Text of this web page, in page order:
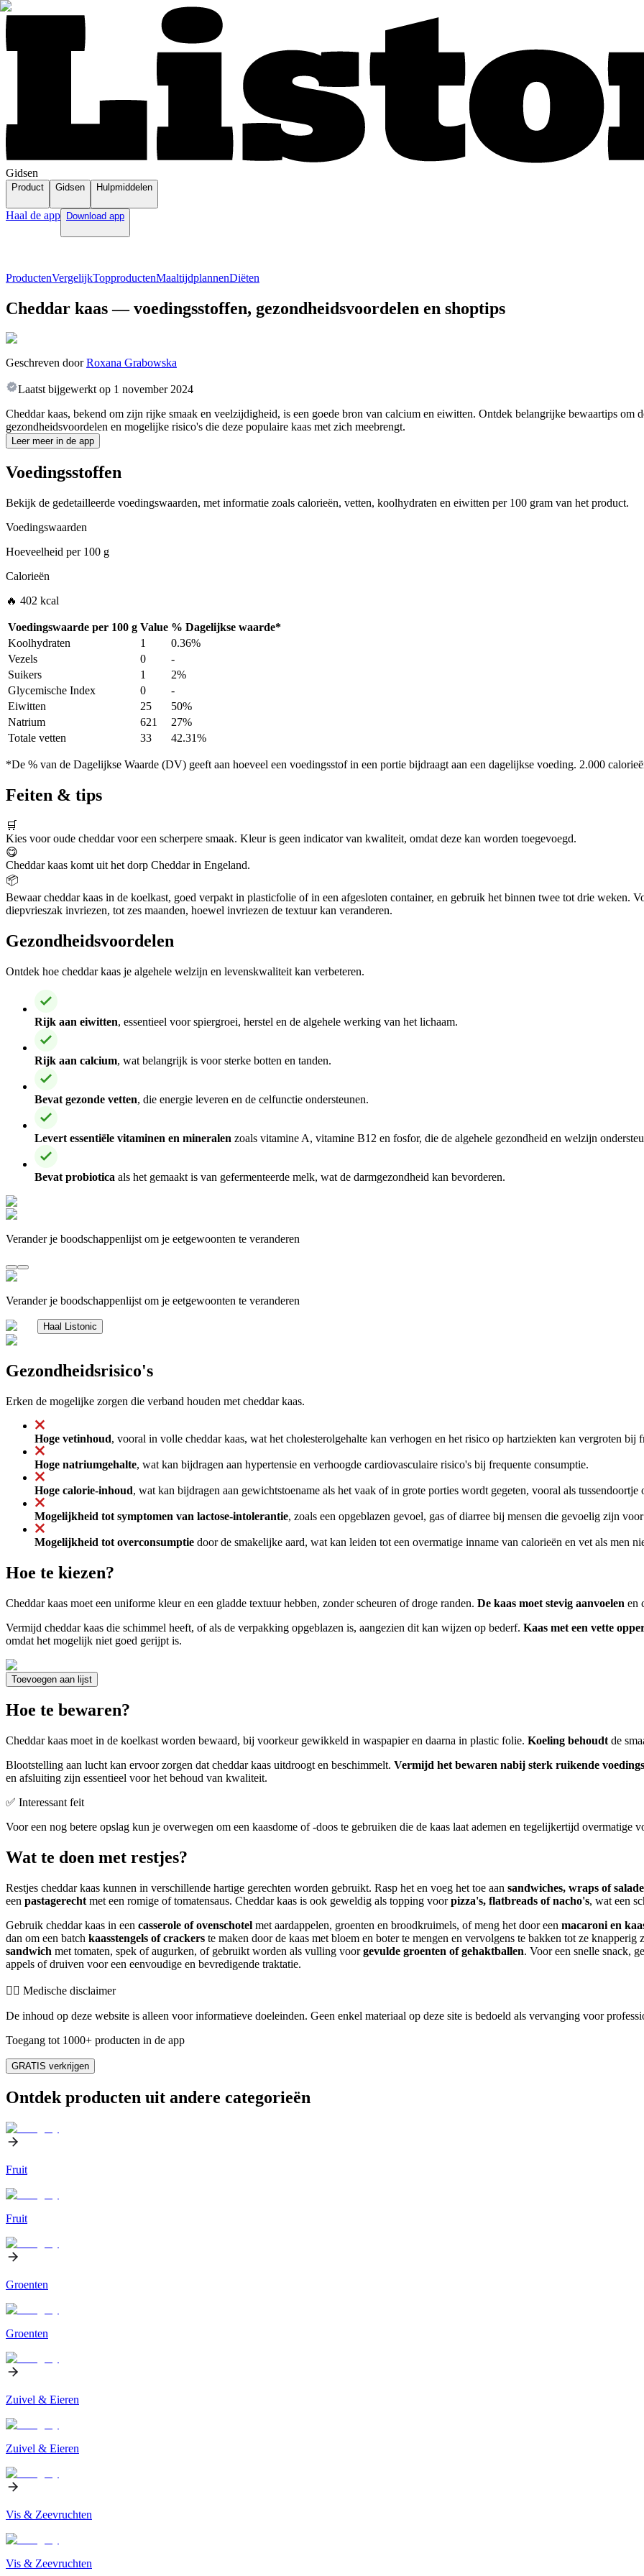
Gidsen
Product Gidsen Hulpmiddelen
Haal de app Download app
ProductenVergelijkTopproductenMaaltijdplannenDiëten
Cheddar kaas — voedingsstoffen, gezondheidsvoordelen en shoptips
Geschreven door Roxana Grabowska
Laatst bijgewerkt op 1 november 2024
Cheddar kaas, bekend om zijn rijke smaak en veelzijdigheid, is een goede bron van calcium en eiwitten. Ontdek belangrijke bewaartips om
gezondheidsvoordelen en mogelijke risico's die deze populaire kaas met zich meebrengt.
Leer meer in de app
Voedingsstoffen
Bekijk de gedetailleerde voedingswaarden, met informatie zoals calorieën, vetten, koolhydraten en eiwitten per 100 gram van het product.
Voedingswaarden
Hoeveelheid per100 g
Calorieën
🔥 402 kcal
Voedingswaarde per 100 g Value % Dagelijkse waarde*
Koolhydraten
1
0.36%
Vezels
0
-
Suikers
1
2%
Glycemische Index
0
-
Eiwitten
25
50%
Natrium
621
27%
Totale vetten
33 42.31%
*De % van de Dagelijkse Waarde (DV) geeft aan hoeveel een voedingsstof in een portie bijdraagt aan een dagelijkse voeding. 2.000
Feiten & tips
🛒
Kies voor oude cheddar voor een scherpere smaak. Kleur is geen indicator van kwaliteit, omdat deze kan worden toegevoegd.
😋
Cheddar kaas komt uit het dorp Cheddar in Engeland.
📦
Bewaar cheddar kaas in de koelkast, goed verpakt in plasticfolie of in een afgesloten container, en gebruik het binnen twee tot drie weken.
diepvrieszak invriezen, tot zes maanden, hoewel invriezen de textuur kan veranderen.
Gezondheidsvoordelen
Ontdek hoe cheddar kaas je algehele welzijn en levenskwaliteit kan verbeteren.
Rijk aan eiwitten, essentieel voor spiergroei, herstel en de algehele werking van het lichaam.
Rijk aan calcium, wat belangrijk is voor sterke botten en tanden.
Bevat gezonde vetten, die energie leveren en de celfunctie ondersteunen.
Levert essentiële vitaminen en mineralen zoals vitamine A, vitamine B12 en fosfor, die de algehele gezondheid en welzijn
Bevat probiotica als het gemaakt is van gefermenteerde melk, wat de darmgezondheid kan bevorderen.
Verander je boodschappenlijst om je eetgewoonten te veranderen
Verander je boodschappenlijst om je eetgewoonten te veranderen
Haal Listonic
Gezondheidsrisico's
Erken de mogelijke zorgen die verband houden met cheddar kaas.
Hoge vetinhoud, vooral in volle cheddar kaas, wat het cholesterolgehalte kan verhogen en het risico op hartziekten kan vergroten bij
Hoge natriumgehalte, wat kan bijdragen aan hypertensie en verhoogde cardiovasculaire risico's bij frequente consumptie.
Hoge calorie-inhoud, wat kan bijdragen aan gewichtstoename als het vaak of in grote porties wordt gegeten, vooral als tussendoortje
Mogelijkheid tot symptomen van lactose-intolerantie, zoals een opgeblazen gevoel, gas of diarree bij mensen die gevoelig zijn
Mogelijkheid tot overconsumptie door de smakelijke aard, wat kan leiden tot een overmatige inname van calorieën en vet als men
Hoe te kiezen?
Cheddar kaas moet een uniforme kleur en een gladde textuur hebben, zonder scheuren of droge randen. De kaas moet stevig aanvoelen en
Vermijd cheddar kaas die schimmel heeft, of als de verpakking opgeblazen is, aangezien dit kan wijzen op bederf. Kaas met een vette
omdat het mogelijk niet goed gerijpt is.
Toevoegen aan lijst
Hoe te bewaren?
Cheddar kaas moet in de koelkast worden bewaard, bij voorkeur gewikkeld in waspapier en daarna in plastic folie. Koeling behoudt de
Blootstelling aan lucht kan ervoor zorgen dat cheddar kaas uitdroogt en beschimmelt. Vermijd het bewaren nabij sterk ruikende
en afsluiting zijn essentieel voor het behoud van kwaliteit.
✅ Interessant feit
Voor een nog betere opslag kun je overwegen om een kaasdome of -doos te gebruiken die de kaas laat ademen en tegelijkertijd
Wat te doen met restjes?
Restjes cheddar kaas kunnen in verschillende hartige gerechten worden gebruikt. Rasp het en voeg het toe aan sandwiches, wraps of
een pastagerecht met een romige of tomatensaus. Cheddar kaas is ook geweldig als topping voorpizza's, flatbreads of nacho's, wat een
Gebruik cheddar kaas in een casserole of ovenschotel met aardappelen, groenten en broodkruimels, of meng het door een macaroni en
dan om een batch kaasstengels of crackers te maken door de kaas met bloem en boter te mengen en vervolgens te bakken tot ze
sandwich met tomaten, spek of augurken, of gebruikt worden als vulling voorgevulde groenten of gehaktballen. Voor een snelle snack,
appels of druiven voor een eenvoudige en bevredigende traktatie.
👨‍⚕️️ Medische disclaimer
De inhoud op deze website is alleen voor informatieve doeleinden. Geen enkel materiaal op deze site is bedoeld als vervanging voor
Toegang tot 1000+ producten in de app
GRATIS verkrijgen
Ontdek producten uit andere categorieën
Fruit
Fruit
Groenten
Groenten
Zuivel & Eieren
Zuivel & Eieren
Vis & Zeevruchten
Vis & Zeevruchten